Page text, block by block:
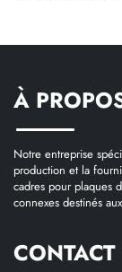
À
Notre entreprise
production et la
cadres pour plaques
connexes destinés
CONTACT